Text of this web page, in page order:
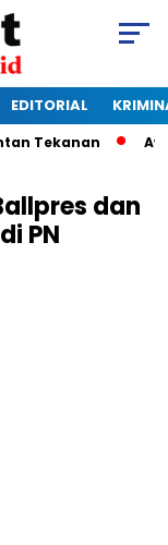
EDITORIAL
Awas
dan
PN